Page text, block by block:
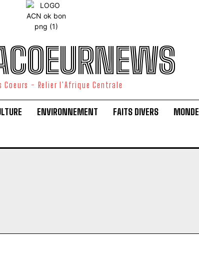
Coeurs - Relier l'Afrique Centrale
ENVIRONNEMENT FAITS DIVERS MONDE